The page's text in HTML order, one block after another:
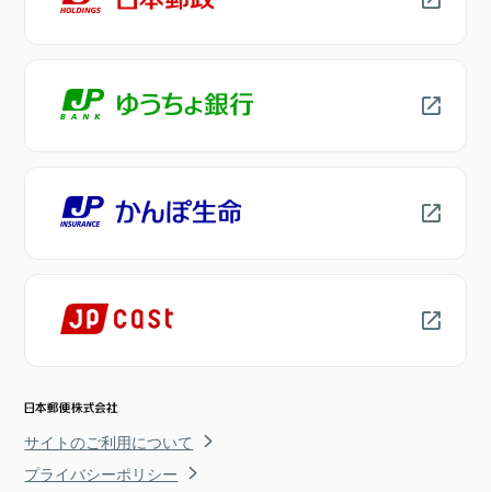
サイトのご利用について
プライバシーポリシー